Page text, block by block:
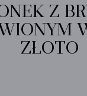
Z
ZŁOTO